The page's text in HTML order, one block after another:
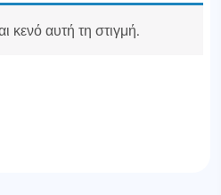
κενό αυτή τη στιγμή.